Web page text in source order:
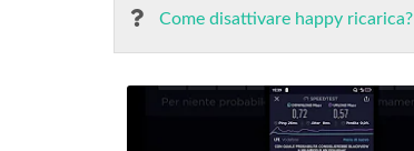
Come disattivare happy ricarica?